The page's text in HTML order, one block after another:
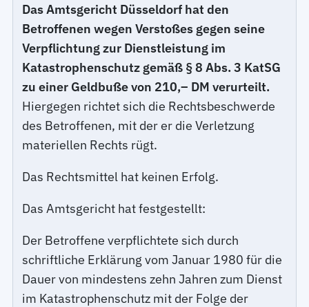
Das Amtsgericht Düsseldorf hat den
Betroffenen wegen Verstoßes gegen seine
Verpflichtung zur Dienstleistung im
Katastrophenschutz gemäß § 8 Abs. 3 KatSG
zu einer Geldbuße von 210,– DM verurteilt.
Hiergegen richtet sich die Rechtsbeschwerde
des Betroffenen, mit der er die Verletzung
materiellen Rechts rügt.
Das Rechtsmittel hat keinen Erfolg.
Das Amtsgericht hat festgestellt:
Der Betroffene verpflichtete sich durch
schriftliche Erklärung vom Januar 1980 für die
Dauer von mindestens zehn Jahren zum Dienst
im Katastrophenschutz mit der Folge der